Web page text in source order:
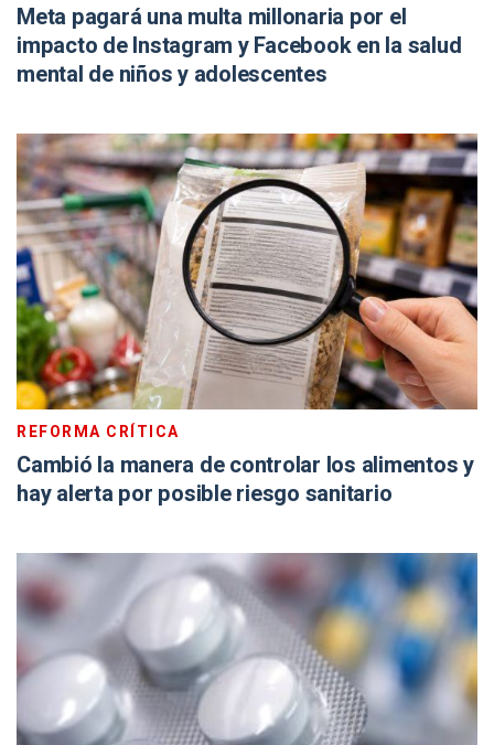
Meta pagará una multa millonaria por el
impacto de Instagram y Facebook en la salud
mental de niños y adolescentes
REFORMA CRÍTICA
Cambió la manera de controlar los alimentos y
hay alerta por posible riesgo sanitario